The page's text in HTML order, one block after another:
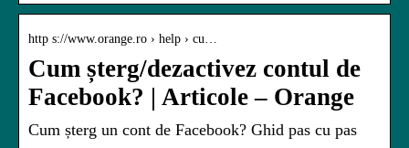
http s://www.orange.ro › help › cu…
Cum șterg/dezactivez contul de
Facebook? | Articole – Orange
Cum șterg un cont de Facebook? Ghid pas cu pas